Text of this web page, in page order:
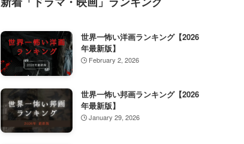
世界一怖い洋画ランキング【2026
年最新版】
February 2, 2026
世界一怖い邦画ランキング【2026
年最新版】
January 29, 2026